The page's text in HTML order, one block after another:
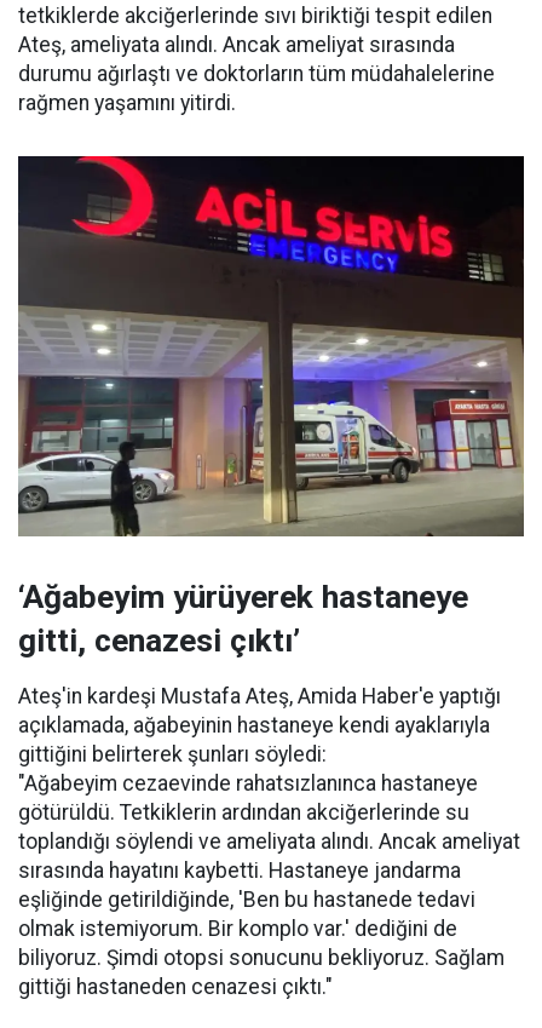
tetkiklerde akciğerlerinde sıvı biriktiği tespit edilen
Ateş, ameliyata alındı. Ancak ameliyat sırasında
durumu ağırlaştı ve doktorların tüm müdahalelerine
rağmen yaşamını yitirdi.
‘Ağabeyim yürüyerek hastaneye
gitti, cenazesi çıktı’
Ateş'in kardeşi Mustafa Ateş, Amida Haber'e yaptığı
açıklamada, ağabeyinin hastaneye kendi ayaklarıyla
gittiğini belirterek şunları söyledi:
"Ağabeyim cezaevinde rahatsızlanınca hastaneye
götürüldü. Tetkiklerin ardından akciğerlerinde su
toplandığı söylendi ve ameliyata alındı. Ancak ameliyat
sırasında hayatını kaybetti. Hastaneye jandarma
eşliğinde getirildiğinde, 'Ben bu hastanede tedavi
olmak istemiyorum. Bir komplo var.' dediğini de
biliyoruz. Şimdi otopsi sonucunu bekliyoruz. Sağlam
gittiği hastaneden cenazesi çıktı."